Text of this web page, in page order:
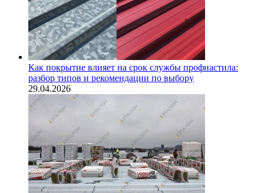
Как покрытие влияет на срок службы профнастила:
разбор типов и рекомендации по выбору
29.04.2026